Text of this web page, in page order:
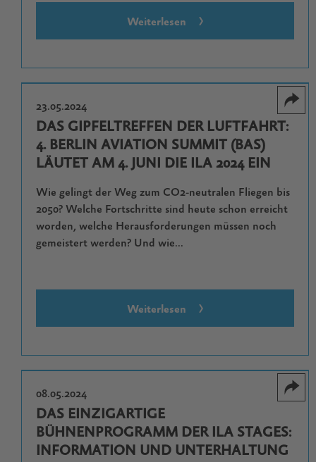
Weiterlesen
23.05.2024
DAS GIPFELTREFFEN DER LUFTFAHRT:
4. BERLIN AVIATION SUMMIT (BAS)
LÄUTET AM 4. JUNI DIE ILA 2024 EIN
Wie gelingt der Weg zum CO2-neutralen Fliegen bis
2050? Welche Fortschritte sind heute schon erreicht
worden, welche Herausforderungen müssen noch
gemeistert werden? Und wie...
Weiterlesen
08.05.2024
DAS EINZIGARTIGE
BÜHNENPROGRAMM DER ILA STAGES:
INFORMATION UND UNTERHALTUNG